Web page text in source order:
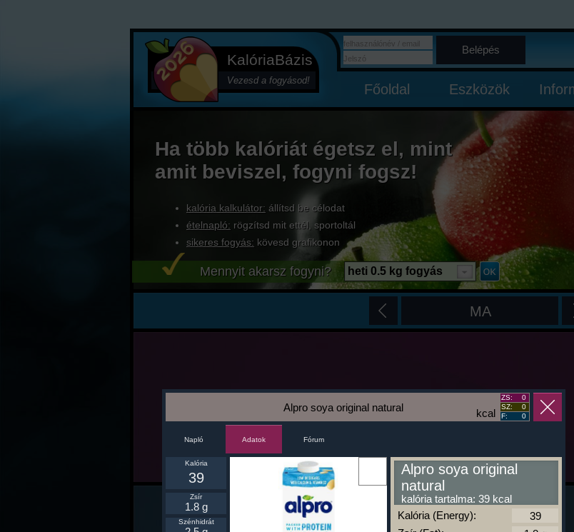
KalóriaBázis
Vezesd a fogyásod!
Belépés
Főoldal Eszközök
Ha több kalóriát égetsz el, mint
amit beviszel, fogyni fogsz!
kalória kalkulátor: állítsd be célodat
ételnapló: rögzítsd mit ettél, sportoltál
sikeres fogyás: kövesd grafikonon
Mennyit akarsz fogyni? heti 0.5 kg fogyás
MA
kcal
Alpro soya original natural
ZS:
0
SZ:
0
F:
0
Napló Adatok Fórum
Kalória
39
Zsír
1.8 g
Szénhidrát
Alpro soya original
natural
kalória tartalma: 39 kcal
Kalória (Energy):